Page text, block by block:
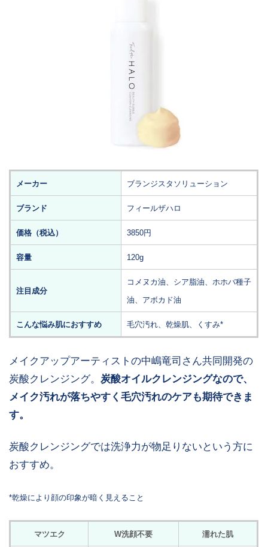
メーカー ブランジスタソリューション
ブランド フィールザハロ
価格（税込） 3850円
容量 120g
注目成分
コメヌカ油、シア脂油、ホホバ種子
油、アボカド油
こんな悩み肌におすすめ 毛穴汚れ、乾燥肌、くすみ*
メイクアップアーティストの中嶋竜司さん共同開発の
炭酸クレンジング。炭酸オイルクレンジングなので、
メイク汚れが落ちやすく毛穴汚れのケアも期待できま
す。
炭酸クレンジングでは洗浄力が物足りないという方に
おすすめ。
*乾燥により顔の印象が暗く見えること
マツエク W洗顔不要 濡れた肌